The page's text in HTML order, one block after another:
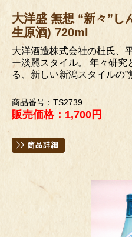
大洋盛 無想 “新々”し
生原酒) 720ml
大洋酒造株式会社の杜氏、
ー淡麗スタイル。 年々研究
る、新しい新潟スタイルの”
商品番号：TS2739
販売価格：1,700円